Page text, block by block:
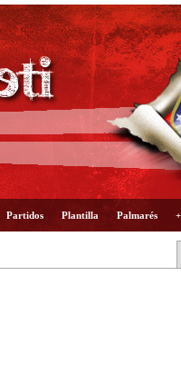
Partidos Plantilla Palmarés